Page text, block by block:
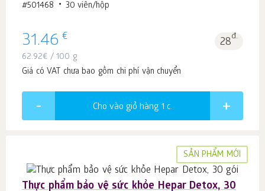
#501468 30 viên/hộp
31.46 € 28đ.
62.92€ / 100 g
Giá có VAT chưa bao gồm chi phí vận chuyển
Cho vào giỏ hàng 1 c.
SẢN PHẨM MỚI
Thực phẩm bảo vệ sức khỏe Hepar Detox, 30